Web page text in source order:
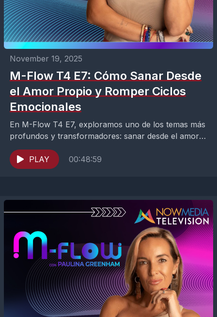
November 19, 2025
M-Flow T4 E7: Cómo Sanar Desde
el Amor Propio y Romper Ciclos
Emocionales
En M-Flow T4 E7, exploramos uno de los temas más
profundos y transformadores: sanar desde el amor
propio y aprender a romper ciclos emocionales...
PLAY
00:48:59